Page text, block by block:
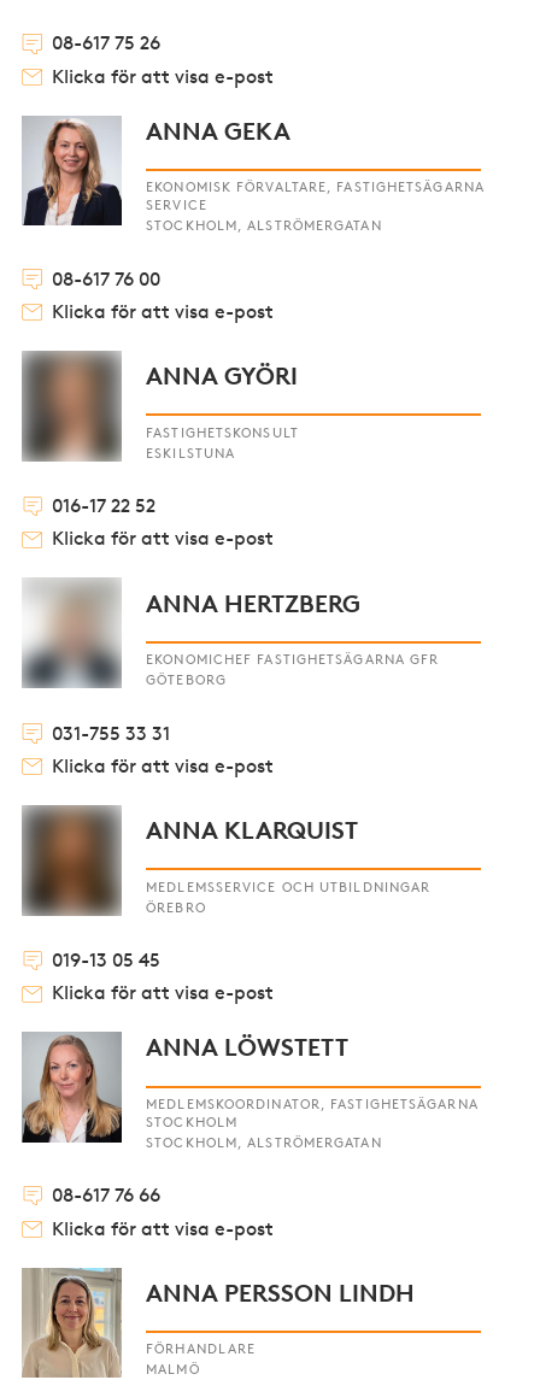
08-617 75 26
Klicka för att visa e-post
ANNA GEKA
EKONOMISK FÖRVALTARE, FASTIGHETSÄGARNA
SERVICE
STOCKHOLM, ALSTRÖMERGATAN
08-617 76 00
Klicka för att visa e-post
ANNA GYÖRI
FASTIGHETSKONSULT
ESKILSTUNA
016-17 22 52
Klicka för att visa e-post
ANNA HERTZBERG
EKONOMICHEF FASTIGHETSÄGARNA GFR
GÖTEBORG
031-755 33 31
Klicka för att visa e-post
ANNA KLARQUIST
MEDLEMSSERVICE OCH UTBILDNINGAR
ÖREBRO
019-13 05 45
Klicka för att visa e-post
ANNA LÖWSTETT
MEDLEMSKOORDINATOR, FASTIGHETSÄGARNA
STOCKHOLM
STOCKHOLM, ALSTRÖMERGATAN
08-617 76 66
Klicka för att visa e-post
ANNA PERSSON LINDH
FÖRHANDLARE
MALMÖ